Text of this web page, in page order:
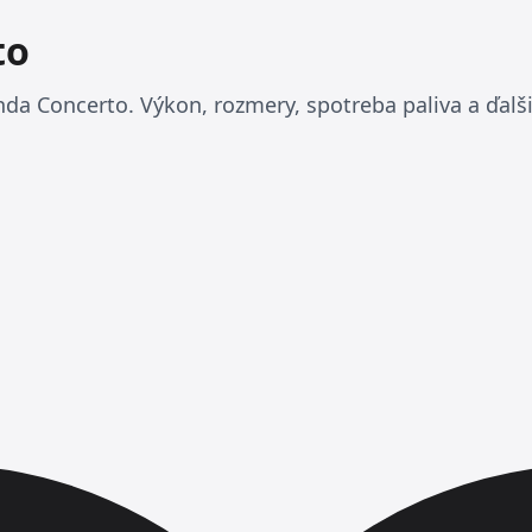
Concerto. Výkon, rozmery, spotreba paliva a